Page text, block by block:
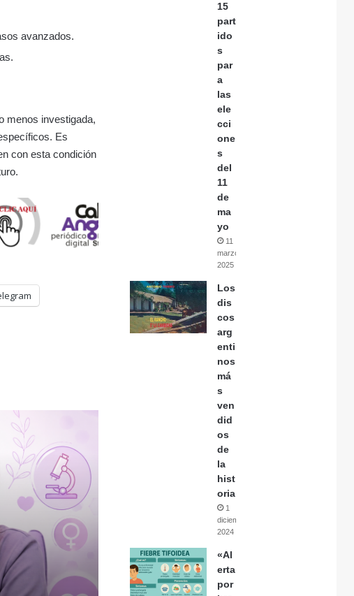
avanzados.
menos investigada,
Es
con esta condición
15
part
ido
s
par
a
las
ele
cci
one
s
del
11
de
ma
yo
11
marzo,
2025
Los
dis
cos
arg
enti
nos
má
s
ven
did
os
de
la
hist
oria
1
diciembre,
2024
«Al
erta
por